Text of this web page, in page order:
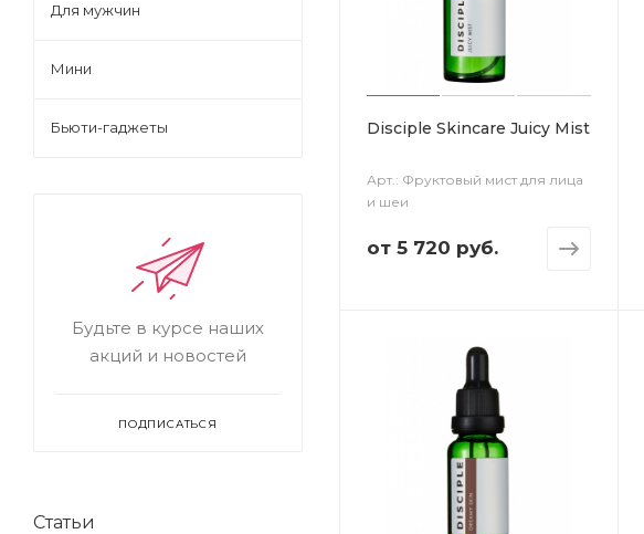
Disciple Skincare Juicy Mist
Арт.: Фруктовый мист для лица
и шеи
от 5 720 руб.
Для мужчин
Мини
Бьюти-гаджеты
Будьте в курсе наших
акций и новостей
ПОДПИСАТЬСЯ
Статьи